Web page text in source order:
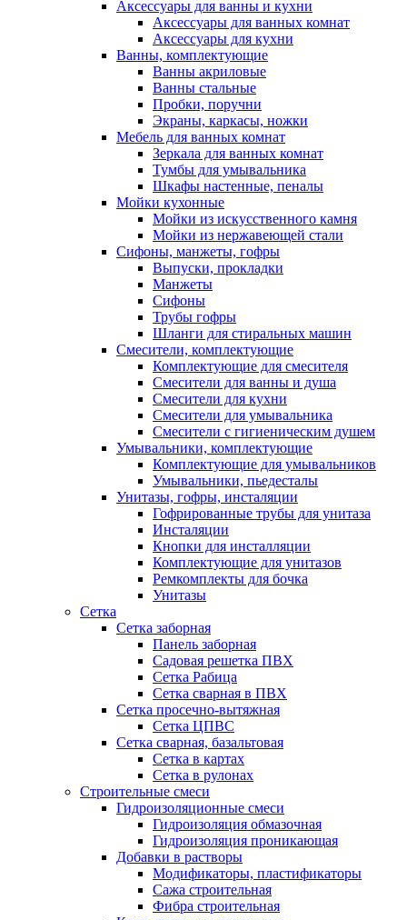
Аксессуары для ванны и кухни
Аксессуары для ванных комнат
Аксессуары для кухни
Ванны, комплектующие
Ванны акриловые
Ванны стальные
Пробки, поручни
Экраны, каркасы, ножки
Мебель для ванных комнат
Зеркала для ванных комнат
Тумбы для умывальника
Шкафы настенные, пеналы
Мойки кухонные
Мойки из искусственного камня
Мойки из нержавеющей стали
Сифоны, манжеты, гофры
Выпуски, прокладки
Манжеты
Сифоны
Трубы гофры
Шланги для стиральных машин
Смесители, комплектующие
Комплектующие для смесителя
Смесители для ванны и душа
Смесители для кухни
Смесители для умывальника
Смесители с гигиеническим душем
Умывальники, комплектующие
Комплектующие для умывальников
Умывальники, пьедесталы
Унитазы, гофры, инсталяции
Гофрированные трубы для унитаза
Инсталяции
Кнопки для инсталляции
Комплектующие для унитазов
Ремкомплекты для бочка
Унитазы
Сетка
Сетка заборная
Панель заборная
Садовая решетка ПВХ
Сетка Рабица
Сетка сварная в ПВХ
Сетка просечно-вытяжная
Сетка ЦПВС
Сетка сварная, базальтовая
Сетка в картах
Сетка в рулонах
Строительные смеси
Гидроизоляционные смеси
Гидроизоляция обмазочная
Гидроизоляция проникающая
Добавки в растворы
Модификаторы, пластификаторы
Сажа строительная
Фибра строительная